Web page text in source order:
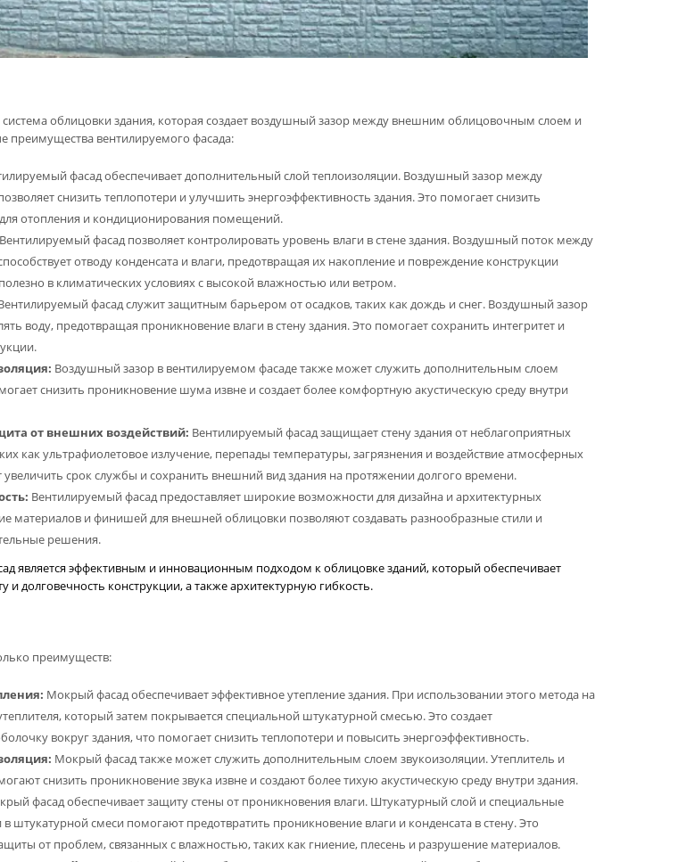
облицовки здания, которая создает воздушный зазор между внешним облицовочным слоем и
преимущества вентилируемого фасада:
фасад обеспечивает дополнительный слой теплоизоляции. Воздушный зазор между
снизить теплопотери и улучшить энергоэффективность здания. Это помогает снизить
отопления и кондиционирования помещений.
Вентилируемый фасад позволяет контролировать уровень влаги в стене здания. Воздушный поток между
отводу конденсата и влаги, предотвращая их накопление и повреждение конструкции
в климатических условиях с высокой влажностью или ветром.
фасад служит защитным барьером от осадков, таких как дождь и снег. Воздушный зазор
воду, предотвращая проникновение влаги в стену здания. Это помогает сохранить интегритет и
Воздушный зазор в вентилируемом фасаде также может служить дополнительным слоем
снизить проникновение шума извне и создает более комфортную акустическую среду внутри
от внешних воздействий: Вентилируемый фасад защищает стену здания от неблагоприятных
как ультрафиолетовое излучение, перепады температуры, загрязнения и воздействие атмосферных
увеличить срок службы и сохранить внешний вид здания на протяжении долгого времени.
Вентилируемый фасад предоставляет широкие возможности для дизайна и архитектурных
материалов и финишей для внешней облицовки позволяют создавать разнообразные стили и
решения.
является эффективным и инновационным подходом к облицовке зданий, который обеспечивает
и долговечность конструкции, а также архитектурную гибкость.
преимуществ:
Мокрый фасад обеспечивает эффективное утепление здания. При использовании этого метода на
который затем покрывается специальной штукатурной смесью. Это создает
вокруг здания, что помогает снизить теплопотери и повысить энергоэффективность.
Мокрый фасад также может служить дополнительным слоем звукоизоляции. Утеплитель и
снизить проникновение звука извне и создают более тихую акустическую среду внутри здания.
фасад обеспечивает защиту стены от проникновения влаги. Штукатурный слой и специальные
штукатурной смеси помогают предотвратить проникновение влаги и конденсата в стену. Это
от проблем, связанных с влажностью, таких как гниение, плесень и разрушение материалов.